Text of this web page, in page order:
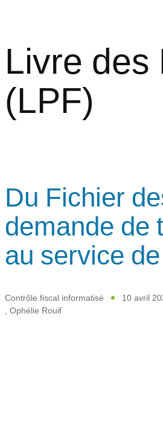
Livre
(LPF)
Du Fichier
demande de
au service
Contrôle fiscal informatisé
10 avril
, Ophélie Rouif